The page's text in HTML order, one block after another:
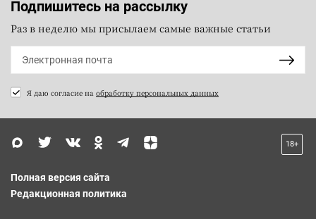
Подпишитесь на рассылку
Раз в неделю мы присылаем самые важные статьи
Я даю согласие на обработку персональных данных
18+
Полная версия сайта
Редакционная политика